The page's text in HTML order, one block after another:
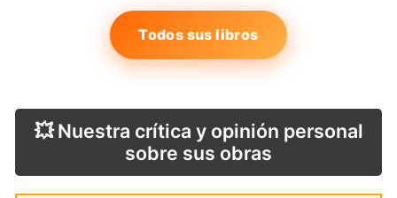
Todos sus libros
💥 Nuestra crítica y opinión personal
sobre sus obras